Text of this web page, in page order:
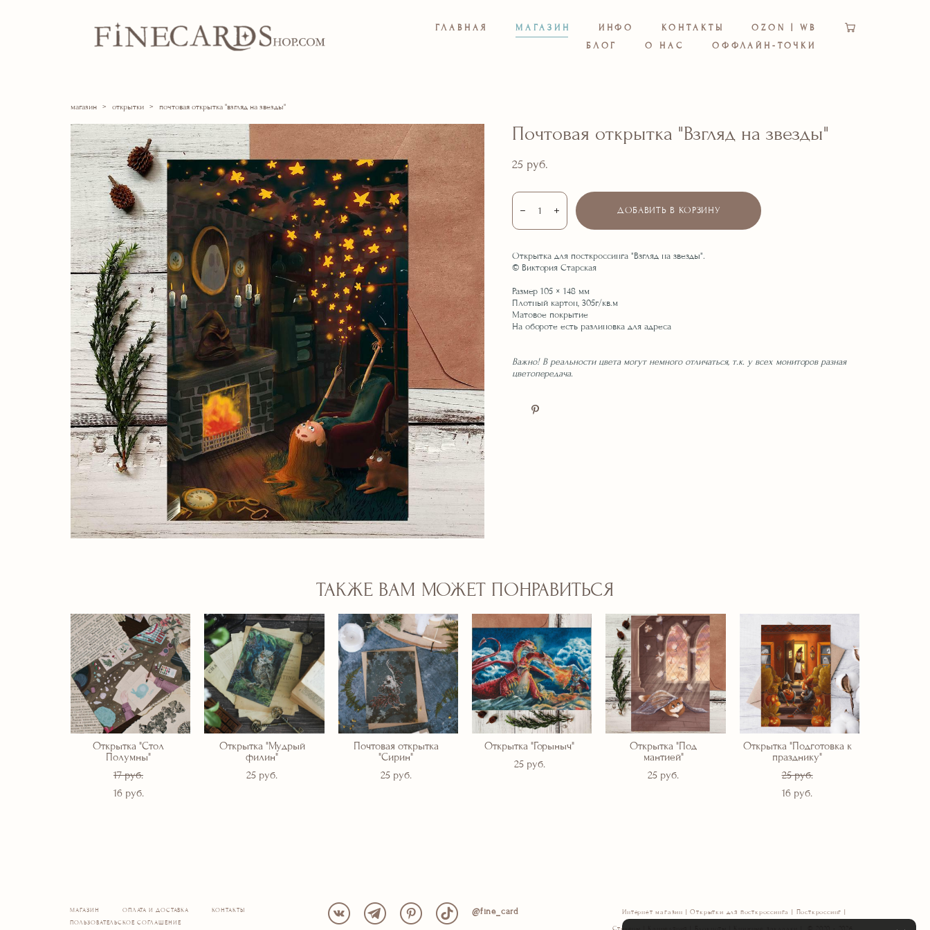
ГЛАВНАЯ МАГАЗИН ИНФО КОНТАКТЫ
OZON | WB
БЛОГ
О НАС ОФФЛАЙН-ТОЧКИ
магазин > открытки > почтовая открытка "взгляд на звезды"
Почтовая открытка "Взгляд на звезды"
25 pуб.
ДОБАВИТЬ В КОРЗИНУ
Открытка для посткроссинга "Взгляд на звезды".
© Виктория Старская
Размер 105 × 148 мм
Плотный картон, 305г/кв.м
Матовое покрытие
На обороте есть разлиновка для адреса
Важно! В реальности цвета могут немного отличаться, т.к. у всех мониторов разная
цветопередача.
ТАКЖЕ ВАМ МОЖЕТ ПОНРАВИТЬСЯ
Открытка "Стол
Полумны"
17 pуб.
16 pуб.
Открытка "Мудрый
филин"
25 pуб.
Почтовая открытка
"Сирин"
25 pуб.
Открытка "Горыныч"
25 pуб.
Открытка "Под
мантией"
25 pуб.
Открытка "Подготовка к
празднику"
25 pуб.
16 pуб.
МАГАЗИН ОПЛАТА И ДОСТАВКА
КОНТАКТЫ
ПОЛЬЗОВАТЕЛЬСКОЕ СОГЛАШЕНИЕ
@fine_card
Интернет магазин | Открытки для посткроссинга | Посткроссинг |